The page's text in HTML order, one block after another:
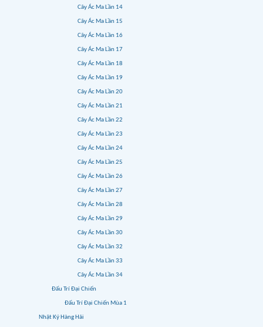
Cây Ác Ma Lần 14
Cây Ác Ma Lần 15
Cây Ác Ma Lần 16
Cây Ác Ma Lần 17
Cây Ác Ma Lần 18
Cây Ác Ma Lần 19
Cây Ác Ma Lần 20
Cây Ác Ma Lần 21
Cây Ác Ma Lần 22
Cây Ác Ma Lần 23
Cây Ác Ma Lần 24
Cây Ác Ma Lần 25
Cây Ác Ma Lần 26
Cây Ác Ma Lần 27
Cây Ác Ma Lần 28
Cây Ác Ma Lần 29
Cây Ác Ma Lần 30
Cây Ác Ma Lần 32
Cây Ác Ma Lần 33
Cây Ác Ma Lần 34
Đấu Trí Đại Chiến
Đấu Trí Đại Chiến Mùa 1
Nhật Ký Hàng Hải